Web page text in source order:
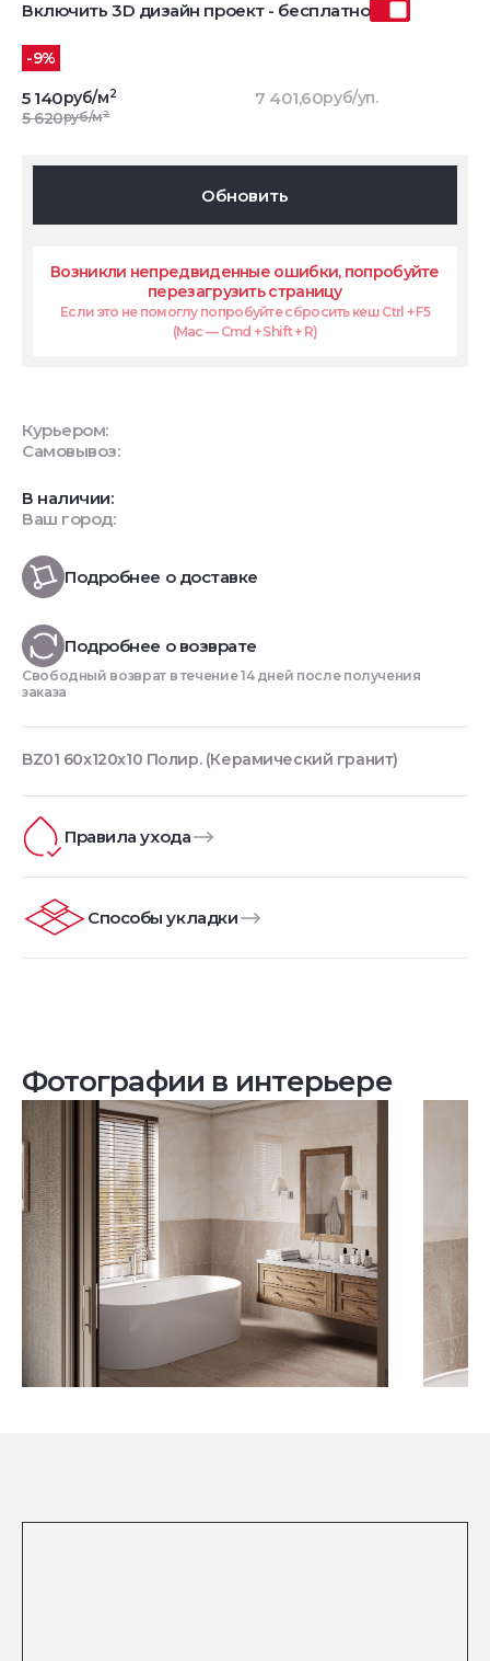
Включить 3D дизайн проект - бесплатно
-9%
5 140руб/м2
5 620руб/м2
7 401,60руб/уп.
Обновить
Возникли непредвиденные ошибки, попробуйте
перезагрузить страницу
Если это не помоглу попробуйте сбросить кеш Ctrl + F5
(Mac — Cmd + Shift + R)
Курьером:
Самовывоз:
В наличии:
Ваш город:
Подробнее о доставке
Подробнее о возврате
Свободный возврат в течение 14 дней после получения
заказа
BZ01 60x120x10 Полир. (Керамический гранит)
Правила ухода
Способы укладки
Фотографии в интерьере
Посмотреть все проекты